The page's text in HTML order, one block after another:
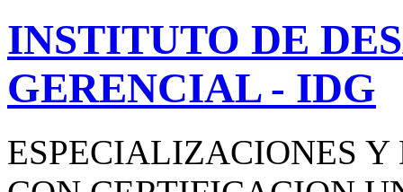
INSTITUTO DE
GERENCIAL - IDG
ESPECIALIZACIONES